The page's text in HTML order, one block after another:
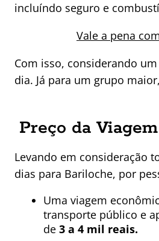
incluíndo seguro e
Vale a pena
Com isso, considerando
dia. Já para um grupo
Preço da
Levando em consideração
dias para Bariloche, por
Uma viagem
transporte público e
de 3 a 4 mil reais.